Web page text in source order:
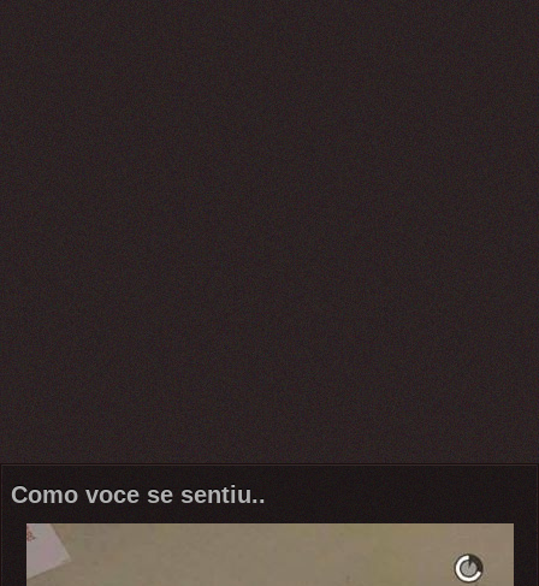
Como voce se sentiu..